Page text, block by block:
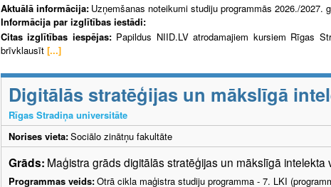
Aktuālā informācija: Uzņemšanas noteikumi studiju programmās 2026./2027.
Informācija par izglītības iestādi:
Citas izglītības iespējas:Papildus NIID.LV atrodamajiem kursiem Rīgas
brīvklausīt [...]
Digitālās stratēģijas un mākslīgā
Rīgas Stradiņa universitāte
Norises vieta:Sociālo zinātņu fakultāte
Grāds: Maģistra grāds digitālās stratēģijas un mākslīgā intelekta
Programmas veids:Otrā cikla maģistra studiju programma - 7. LKI